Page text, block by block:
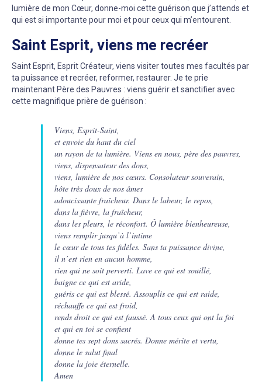
lumière de mon Cœur, donne-moi cette guérison que j’attends et
qui est si importante pour moi et pour ceux qui m’entourent.
Saint Esprit, viens me recréer
Saint Esprit, Esprit Créateur, viens visiter toutes mes facultés par
ta puissance et recréer, reformer, restaurer. Je te prie
maintenant Père des Pauvres : viens guérir et sanctifier avec
cette magnifique prière de guérison :
Viens, Esprit-Saint,
et envoie du haut du ciel
un rayon de ta lumière. Viens en nous, père des pauvres,
viens, dispensateur des dons,
viens, lumière de nos cœurs. Consolateur souverain,
hôte très doux de nos âmes
adoucissante fraîcheur. Dans le labeur, le repos,
dans la fièvre, la fraîcheur,
dans les pleurs, le réconfort. Ô lumière bienheureuse,
viens remplir jusqu’à l’intime
le cœur de tous tes fidèles. Sans ta puissance divine,
il n’est rien en aucun homme,
rien qui ne soit perverti. Lave ce qui est souillé,
baigne ce qui est aride,
guéris ce qui est blessé. Assouplis ce qui est raide,
réchauffe ce qui est froid,
rends droit ce qui est faussé. A tous ceux qui ont la foi
et qui en toi se confient
donne tes sept dons sacrés. Donne mérite et vertu,
donne le salut final
donne la joie éternelle.
Amen